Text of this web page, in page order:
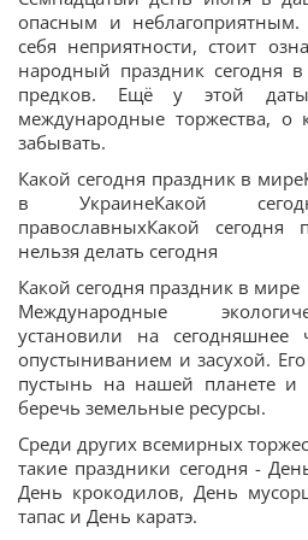
опасным и
себя неприятности, стоит
народный праздник сегодня
предков. Ещё у этой
международные торжества, о
забывать.
Какой сегодня праздник в
в УкраинеКакой
православныхКакой сегодня
нельзя делать сегодня
Какой сегодня праздник в мире
Международные
установили на
опустыниванием и засухой.
пустынь на нашей планете и
беречь земельные ресурсы.
Среди других всемирных
такие праздники сегодня -
День крокодилов, День
тапас и День каратэ.